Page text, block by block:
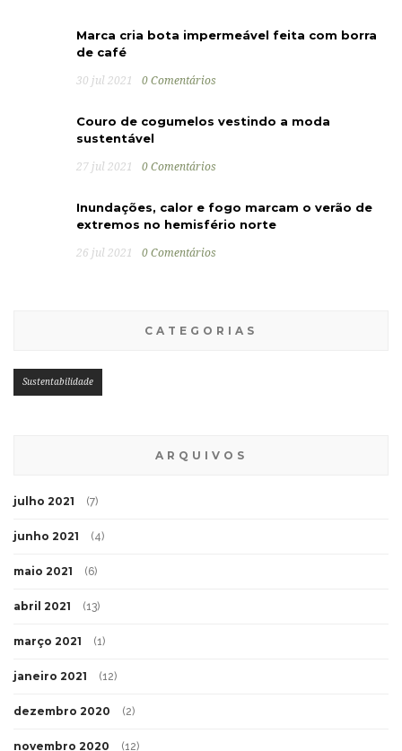
Marca cria bota impermeável feita com borra
de café
30 jul 2021 0 Comentários
Couro de cogumelos vestindo a moda
sustentável
27 jul 2021 0 Comentários
Inundações, calor e fogo marcam o verão de
extremos no hemisfério norte
26 jul 2021 0 Comentários
CATEGORIAS
Sustentabilidade
ARQUIVOS
julho 2021 (7)
junho 2021 (4)
maio 2021 (6)
abril 2021 (13)
março 2021 (1)
janeiro 2021 (12)
dezembro 2020 (2)
novembro 2020 (12)